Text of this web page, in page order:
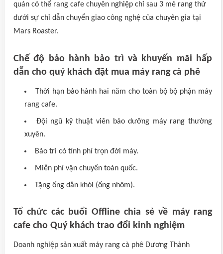
quán có thể rang cafe chuyên nghiệp chỉ sau 3 mẻ rang thử
dưới sự chỉ dẫn chuyển giao công nghệ của chuyên gia tại
Mars Roaster.
Chế độ bảo hành bảo trì và khuyến mãi hấp
dẫn cho quý khách đặt mua máy rang cà phê
Thời hạn bảo hành hai năm cho toàn bộ bộ phận máy
rang cafe.
Đội ngũ kỹ thuật viên bảo dưỡng máy rang thường
xuyên.
Bảo trì có tính phí trọn đời máy.
Miễn phí vận chuyển toàn quốc.
Tặng ống dẫn khói (ống nhôm).
Tổ chức các buổi Offline chia sẻ về máy rang
cafe cho Quý khách trao đổi kinh nghiệm
Doanh nghiệp sản xuất máy rang cà phê Dương Thành